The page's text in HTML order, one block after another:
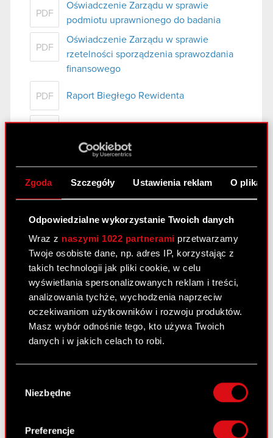
Zgoda Szczegóły Ustawienia reklam O
Odpowiedzialne wykorzystanie Twoich danych
Wraz z naszymi 1022 partnerami przetwarzamy
Twoje osobiste dane, np. adres IP, korzystając z
takich technologii jak pliki cookie, w celu
wyświetlania spersonalizowanych reklam i treści,
analizowania tychże, wychodzenia naprzeciw
oczekiwaniom użytkowników i rozwoju produktów.
Masz wybór odnośnie tego, kto używa Twoich
danych i w jakich celach to robi.
lokalizacji geograficznej z dokładnością nawet
Identyfikować Twoje urządzenie, aktywnie
zgody
Niezbędne
Preferencje
PDF
Oświadczenie Zarządu w sprawie
podmiotu uprawnionego do badania
PDF
Oświadczenie Zarządu w sprawie
rzetelności sporządzenia sprawozdania
finansowego
PDF Raport Biegłego Rewidenta
Raport bieżący nr 53/2010
31 sierpnia 2010
Wprowadzenie do obrotu akcji Serii D
oraz akcji Serii E Optimus przez GPW
oraz ustalenie daty pierwszego
notowania.
Raport bieżący nr 52/2010
30 sierpnia 2010
oraz akcji Serii E Optimus przez GPW
30 sierpnia 2010